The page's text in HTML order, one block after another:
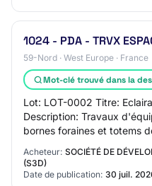
1024 - PDA - TRVX
59-Nord · West Europe · France
Mot-clé trouvé dans la
Lot: LOT-0002 Titre:
Description: Travaux
bornes foraines et totems
espaces publics du projet
Acheteur: SOCIÉTÉ DE
(S3D)
Date de publication: 30 juil.